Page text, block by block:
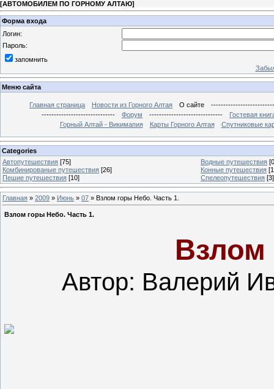
[АВТОМОБИЛЕМ ПО ГОРНОМУ АЛТАЮ]
Форма входа
Логин:
Пароль:
запомнить
Меню сайта
Главная страница Новости из Горного Алтая О сайте
------------------------------
Форум ------------------------------
Гостевая
Горный Алтай - Викимапия
Карты Горного Алтая Спутниковые
Categories
Автопутешествия [75] Водные путешествия
Комбинированые путешествия [26] Конные путешествия
Пешие путешествия [10] Спелеопутешествия [3]
Главная » 2009 » Июнь » 07 » Взлом горы Небо. Часть 1.
Взлом горы Небо. Часть 1.
Взлом
Автор: Валерий